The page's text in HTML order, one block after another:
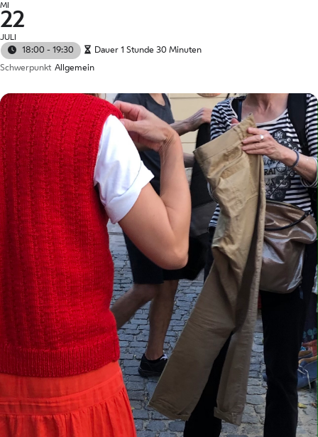
MI
22
JULI
18:00 - 19:30
Dauer 1 Stunde 30 Minuten
Schwerpunkt Allgemein